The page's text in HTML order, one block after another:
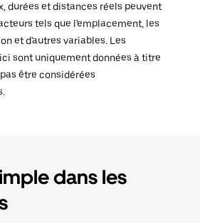
durées et distances réels peuvent
tels que l'emplacement, les
et d'autres variables. Les
sont uniquement données à titre
être considérées
dans les